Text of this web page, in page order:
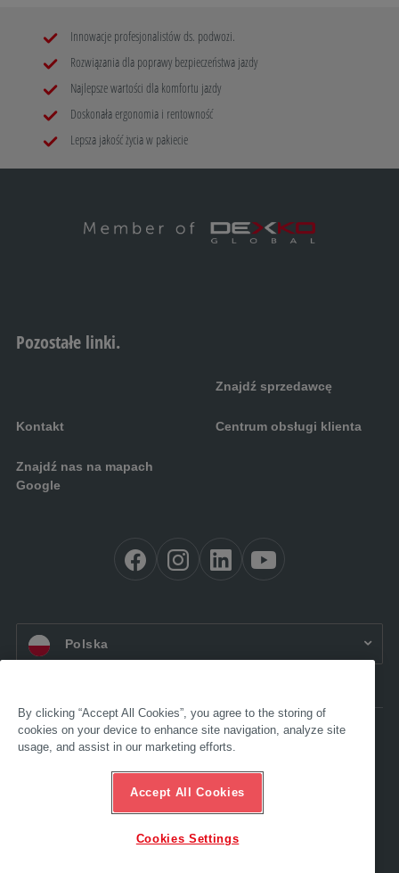
Innowacje profesjonalistów ds. podwozi.
Rozwiązania dla poprawy bezpieczeństwa jazdy
Najlepsze wartości dla komfortu jazdy
Doskonała ergonomia i rentowność
Lepsza jakość życia w pakiecie
Pozostałe linki.
Znajdź sprzedawcę
Kontakt Centrum obsługi klienta
Znajdź nas na mapach
Google
PL: Polska
© 2025 AL-KO. Wszelkie prawa zastrzeżone. – AL-KO Technology Polska
Dostępność
Impressum
OWH
Ochrona danych
Infolinia ds. etyki
By clicking “Accept All Cookies”, you agree to the storing of
cookies on your device to enhance site navigation, analyze site
usage, and assist in our marketing efforts.
Accept All Cookies
Cookies Settings